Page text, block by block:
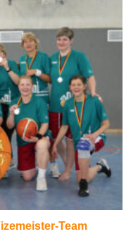
Team